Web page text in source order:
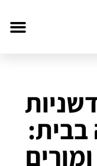
בבית: